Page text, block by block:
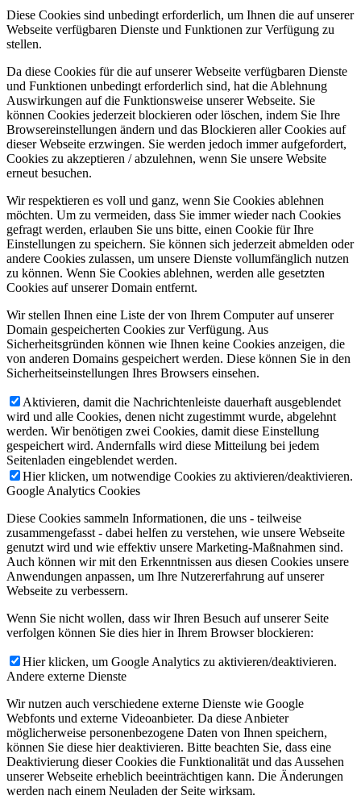
Diese Cookies sind unbedingt erforderlich, um Ihnen die auf unserer
Webseite verfügbaren Dienste und Funktionen zur Verfügung zu
stellen.
Da diese Cookies für die auf unserer Webseite verfügbaren Dienste
und Funktionen unbedingt erforderlich sind, hat die Ablehnung
Auswirkungen auf die Funktionsweise unserer Webseite. Sie
können Cookies jederzeit blockieren oder löschen, indem Sie Ihre
Browsereinstellungen ändern und das Blockieren aller Cookies auf
dieser Webseite erzwingen. Sie werden jedoch immer aufgefordert,
Cookies zu akzeptieren / abzulehnen, wenn Sie unsere Website
erneut besuchen.
Wir respektieren es voll und ganz, wenn Sie Cookies ablehnen
möchten. Um zu vermeiden, dass Sie immer wieder nach Cookies
gefragt werden, erlauben Sie uns bitte, einen Cookie für Ihre
Einstellungen zu speichern. Sie können sich jederzeit abmelden oder
andere Cookies zulassen, um unsere Dienste vollumfänglich nutzen
zu können. Wenn Sie Cookies ablehnen, werden alle gesetzten
Cookies auf unserer Domain entfernt.
Wir stellen Ihnen eine Liste der von Ihrem Computer auf unserer
Domain gespeicherten Cookies zur Verfügung. Aus
Sicherheitsgründen können wie Ihnen keine Cookies anzeigen, die
von anderen Domains gespeichert werden. Diese können Sie in den
Sicherheitseinstellungen Ihres Browsers einsehen.
Aktivieren, damit die Nachrichtenleiste dauerhaft ausgeblendet
wird und alle Cookies, denen nicht zugestimmt wurde, abgelehnt
werden. Wir benötigen zwei Cookies, damit diese Einstellung
gespeichert wird. Andernfalls wird diese Mitteilung bei jedem
Seitenladen eingeblendet werden.
Hier klicken, um notwendige Cookies zu aktivieren/deaktivieren.
Google Analytics Cookies
Diese Cookies sammeln Informationen, die uns - teilweise
zusammengefasst - dabei helfen zu verstehen, wie unsere Webseite
genutzt wird und wie effektiv unsere Marketing-Maßnahmen sind.
Auch können wir mit den Erkenntnissen aus diesen Cookies unsere
Anwendungen anpassen, um Ihre Nutzererfahrung auf unserer
Webseite zu verbessern.
Wenn Sie nicht wollen, dass wir Ihren Besuch auf unserer Seite
verfolgen können Sie dies hier in Ihrem Browser blockieren:
Hier klicken, um Google Analytics zu aktivieren/deaktivieren.
Andere externe Dienste
Wir nutzen auch verschiedene externe Dienste wie Google
Webfonts und externe Videoanbieter. Da diese Anbieter
möglicherweise personenbezogene Daten von Ihnen speichern,
können Sie diese hier deaktivieren. Bitte beachten Sie, dass eine
Deaktivierung dieser Cookies die Funktionalität und das Aussehen
unserer Webseite erheblich beeinträchtigen kann. Die Änderungen
werden nach einem Neuladen der Seite wirksam.